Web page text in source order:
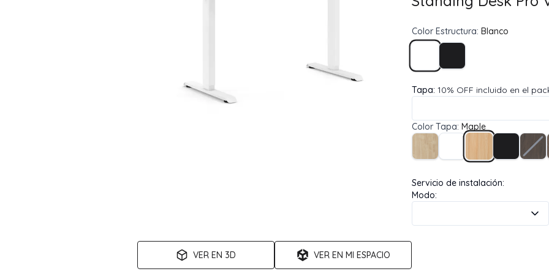
VER EN 3D VER EN MI ESPACIO
Color Estructura: Blanco
Tapa: 10% OFF incluido en el
Color Tapa: Maple
Servicio de instalación:
Modo: